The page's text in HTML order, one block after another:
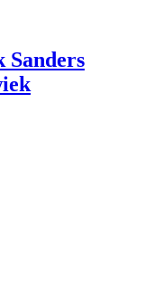
Sanders